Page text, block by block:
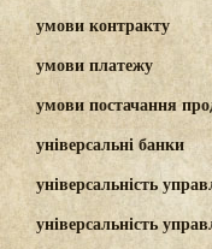
умови контракту
умови платежу
умови постачання
універсальні банки
універсальність
універсальність